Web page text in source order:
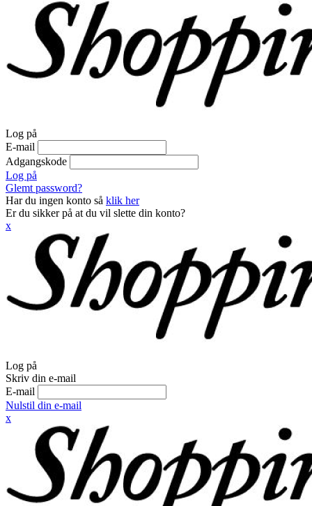
Log på
E-mail
Adgangskode
Log på
Glemt password?
Har du ingen konto så klik her
Er du sikker på at du vil slette din konto?
x
Log på
Skriv din e-mail
E-mail
Nulstil din e-mail
x